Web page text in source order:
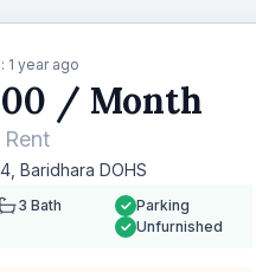
1 year ago
/ Month
Rent
Baridhara DOHS
3 Bath
Parking
Unfurnished